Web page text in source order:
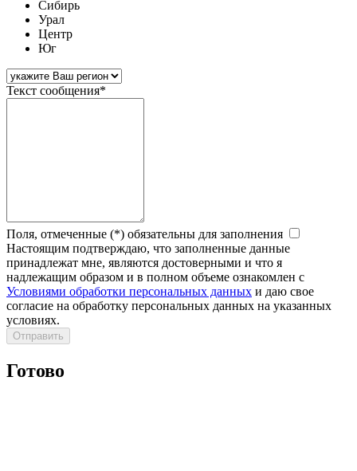
Сибирь
Урал
Центр
Юг
Текст сообщения*
Поля, отмеченные (*) обязательны для заполнения
Настоящим подтверждаю, что заполненные данные
принадлежат мне, являются достоверными и что я
надлежащим образом и в полном объеме ознакомлен с
Условиями обработки персональных данных и даю свое
согласие на обработку персональных данных на указанных
условиях.
Готово